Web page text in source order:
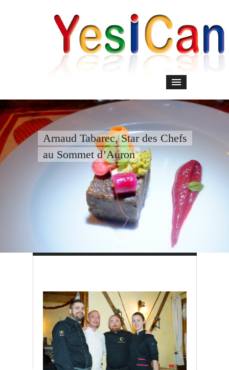
Arnaud Tabarec, Star des Chefs
au Sommet d’Auron